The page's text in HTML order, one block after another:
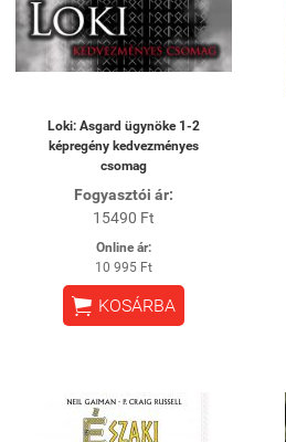
Loki: Asgard ügynöke 1-2
képregény kedvezményes
csomag
Fogyasztói ár:
15490 Ft
Online ár:
10 995 Ft
 KOSÁRBA